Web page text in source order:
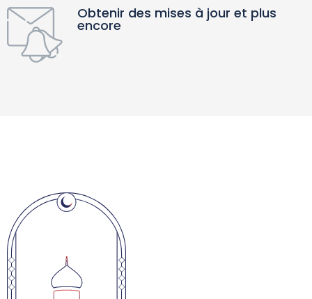
Obtenir des mises à jour et plus
encore